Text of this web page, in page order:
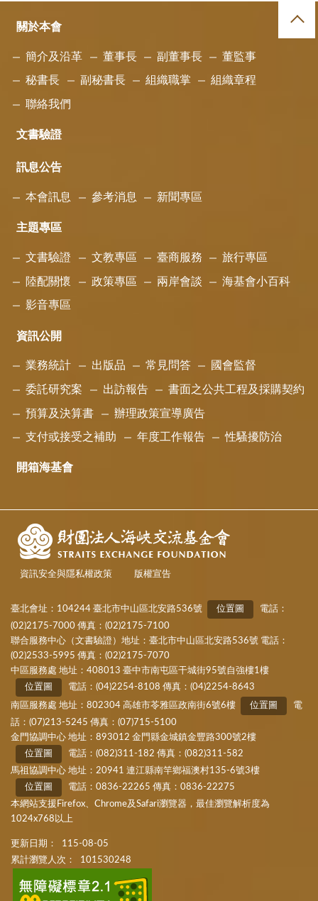
關於本會
簡介及沿革 董事長 副董事長 董監事
秘書長 副秘書長 組織職掌 組織章程
聯絡我們
文書驗證
訊息公告
本會訊息 參考消息 新聞專區
主題專區
文書驗證 文教專區 臺商服務 旅行專區
陸配關懷 政策專區 兩岸會談 海基會小百科
影音專區
資訊公開
業務統計 出版品 常見問答 國會監督
委託研究案 出訪報告 書面之公共工程及採購契約
預算及決算書 辦理政策宣導廣告
支付或接受之補助 年度工作報告 性騷擾防治
開箱海基會
資訊安全與隱私權政策 版權宣告
臺北會址：104244 臺北市中山區北安路536號 位置圖
電話：
(02)2175-7000 傳真：(02)2175-7100
聯合服務中心（文書驗證）地址：臺北市中山區北安路536號 電話：
(02)2533-5995 傳真：(02)2175-7070
中區服務處 地址：408013 臺中市南屯區干城街95號自強樓1樓
位置圖
電話：(04)2254-8108 傳真：(04)2254-8643
南區服務處 地址：802304 高雄市苓雅區政南街6號6樓
位置圖
電
話：(07)213-5245 傳真：(07)715-5100
金門協調中心 地址：893012 金門縣金城鎮金豐路300號2樓
位置圖
電話：(082)311-182 傳真：(082)311-582
馬祖協調中心 地址：20941 連江縣南竿鄉福澳村135-6號3樓
位置圖
電話：0836-22265 傳真：0836-22275
本網站支援Firefox、Chrome及Safari瀏覽器，最佳瀏覽解析度為
1024x768以上
更新日期：
115-08-05
累計瀏覽人次：
101530248